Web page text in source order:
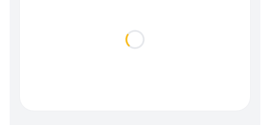
Loading...